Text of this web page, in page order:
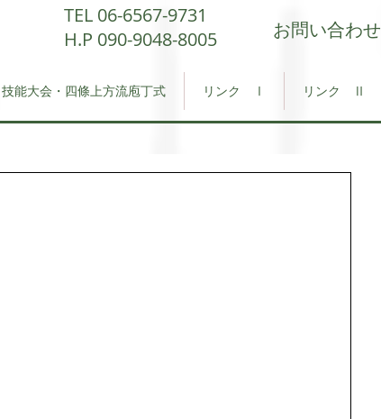
TEL 06-6567-9731
H.P 090-9048-8005
技能大会・四條上方流庖丁式 リンク Ⅰ リンク Ⅱ
お問い合わせ